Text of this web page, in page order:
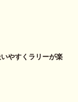
やすくラリーが楽